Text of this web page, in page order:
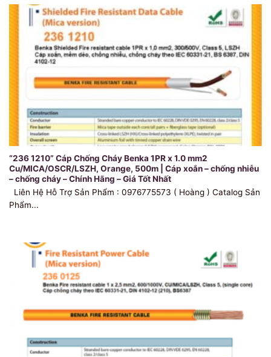
“236 1210” Cáp Chống Cháy Benka 1PR x 1.0 mm2
Cu/MICA/OSCR/LSZH, Orange, 500m | Cáp xoắn – chống nhiễu
– chống cháy – Chính Hãng – Giá Tốt Nhất
Liên Hệ Hỗ Trợ Sản Phẩm : 0976775573 ( Hoàng ) Catalog Sản
Phẩm...